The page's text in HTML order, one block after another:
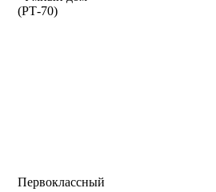
(РТ-70)
Первоклассный